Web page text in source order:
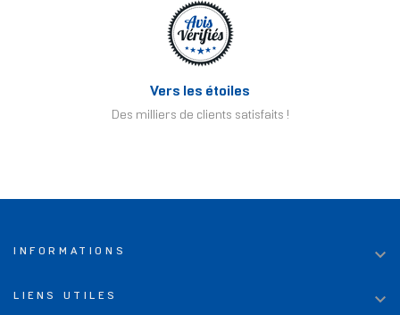
Vers les étoiles
Des milliers de clients satisfaits !
INFORMATIONS 
LIENS UTILES 